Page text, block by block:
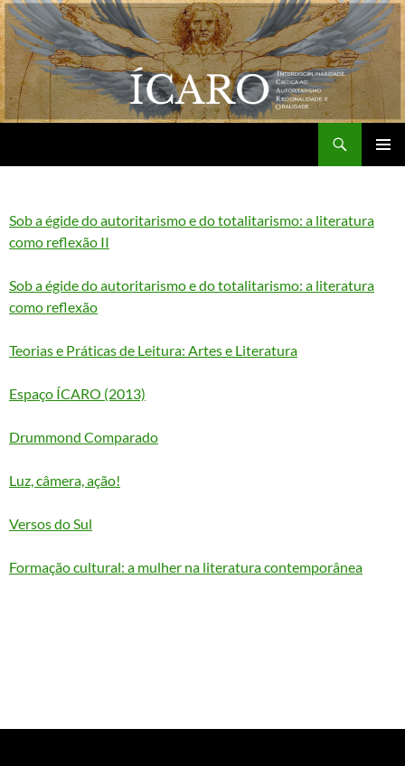
Pular
para
o
conteúdo
Sob a égide do autoritarismo e do totalitarismo: a literatura
como reflexão II
Sob a égide do autoritarismo e do totalitarismo: a literatura
como reflexão
Teorias e Práticas de Leitura: Artes e Literatura
Espaço ÍCARO (2013)
Drummond Comparado
Luz, câmera, ação!
Versos do Sul
Formação cultural: a mulher na literatura contemporânea